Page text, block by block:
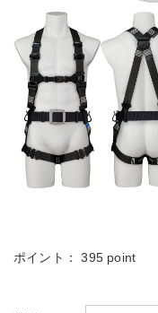
ポイント：395 point